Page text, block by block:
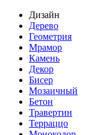
Дизайн
Дерево
Геометрия
Мрамор
Камень
Декор
Бисер
Мозаичный
Бетон
Травертин
Терраццо